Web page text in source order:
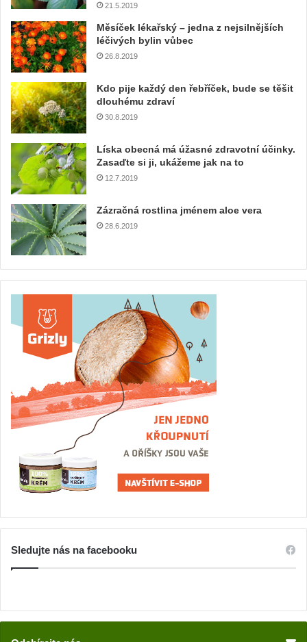
21.5.2019
Měsíček lékařský – jedna z nejsilnějších
léčivých bylin vůbec
26.8.2019
Kdo pije každý den řebříček, bude se těšit
dlouhému zdraví
30.8.2019
Líska obecná má úžasné zdravotní účinky.
Zasaďte si ji, ukážeme jak na to
12.7.2019
Zázračná rostlina jménem aloe vera
28.6.2019
Sledujte nás na facebooku